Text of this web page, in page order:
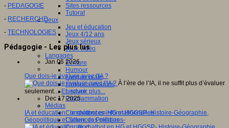
Sites ressources
Tutorat
Jeux
Jeu et éducation
Jeux 4/12 ans
Jeux sérieux
Jeux vidéo
Langages
Ecriture
Humour
Langue orale
Langues vivantes
Lecture
Programmation
Médias
Compétences informationnelles
Culture des médias
- PEDAGOGIE
- RECHERCHE
- TECHNOLOGIES
Pédagogie - Les plus lus
Jan 06 2026
Que dois-je évaluer avec l'IA ?
À l’ère de l’IA, il ne suffit plus d’évaluer
seulement… En savoir plus...
Dec 17 2025
IA et éducation : le chatbot en HG et HGGSP- Histoire-Géographie,
Géopolitique et Sciences Politiques-